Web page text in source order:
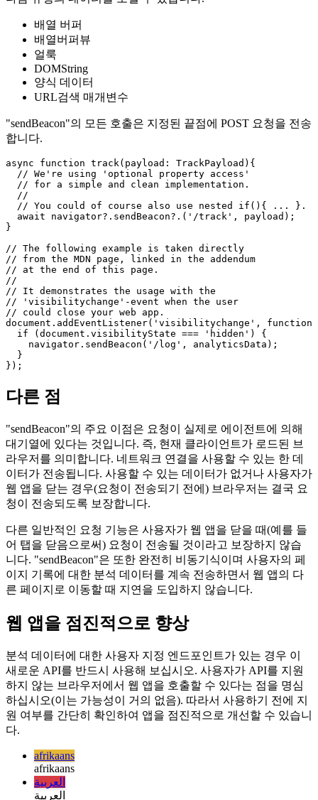
"sendBeacon" 기능을 모두 사용할 수 있는 한 보낼 페이로드와
URL을 제공하기만 하면 됩니다.
다음 유형의 데이터를 보낼 수 있습니다.
배열 버퍼
배열버퍼뷰
DOMString
양식 데이터
URL검색 매개변수
"sendBeacon"의 모든 호출은 지정된 끝점에 POST 요청을 전송
합니다.
async function track(payload: TrackPayload){
  // We're using 'optional property access'
  //
  // You could of course also use nested if(){ ... }.
  await navigator?.sendBeacon?.('/track', payload);
}
// The following example is taken directly
// from the MDN page, linked in the addendum
// at the end of this page.
// It demonstrates the usage with the
// 'visibilitychange'-event when the user
// could close your web app.
    navigator.sendBeacon('/log', analyticsData);
  }
다른 점
"sendBeacon"의 주요 이점은 요청이 실제로 에이전트에 의해
대기열에 있다는 것입니다. 즉, 현재 클라이언트가 로드된 브
라우저를 의미합니다. 네트워크 연결을 사용할 수 있는 한 데
이터가 전송됩니다. 사용할 수 있는 데이터가 없거나 사용자가
웹 앱을 닫는 경우(요청이 전송되기 전에) 브라우저는 결국 요
청이 전송되도록 보장합니다.
다른 일반적인 요청 기능은 사용자가 웹 앱을 닫을 때(예를 들
어 탭을 닫음으로써) 요청이 전송될 것이라고 보장하지 않습
이지 기록에 대한 분석 데이터를 계속 전송하면서 웹 앱의 다
웹 앱을 점진적으로 향상
분석 데이터에 대한 사용자 지정 엔드포인트가 있는 경우 이
새로운 API를 반드시 사용해 보십시오. 사용자가 API를 지원
하지 않는 브라우저에서 웹 앱을 호출할 수 있다는 점을 명심
하십시오(이는 가능성이 거의 없음). 따라서 사용하기 전에 지
원 여부를 간단히 확인하여 앱을 점진적으로 개선할 수 있습니